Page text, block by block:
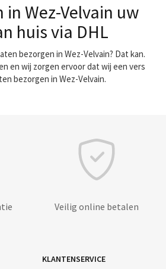
in Wez-Velvain uw
huis via DHL
bezorgen in Wez-Velvain? Dat kan.
en wij zorgen ervoor dat wij een vers
bezorgen in Wez-Velvain.
Veilig online betalen
KLANTENSERVICE